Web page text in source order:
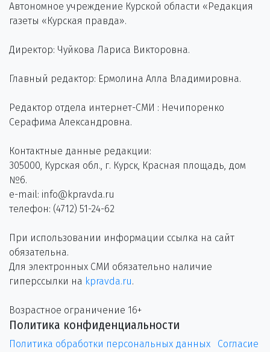
Автономное учреждение Курской области «Редакция
газеты «Курская правда».
Директор: Чуйкова Лариса Викторовна.
Главный редактор: Ермолина Алла Владимировна.
Редактор отдела интернет-СМИ : Нечипоренко
Серафима Александровна.
Контактные данные редакции:
305000, Курская обл., г. Курск, Красная площадь, дом
№6.
e-mail: info@kpravda.ru
телефон: (4712) 51-24-62
При использовании информации ссылка на сайт
обязательна.
Для электронных СМИ обязательно наличие
гиперссылки на kpravda.ru.
Возрастное ограничение 16+
Политика конфиденциальности
Политика обработки персональных данных
Согласие